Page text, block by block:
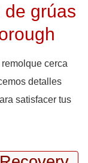
de grúas
cerca
detalles
satisfacer tus